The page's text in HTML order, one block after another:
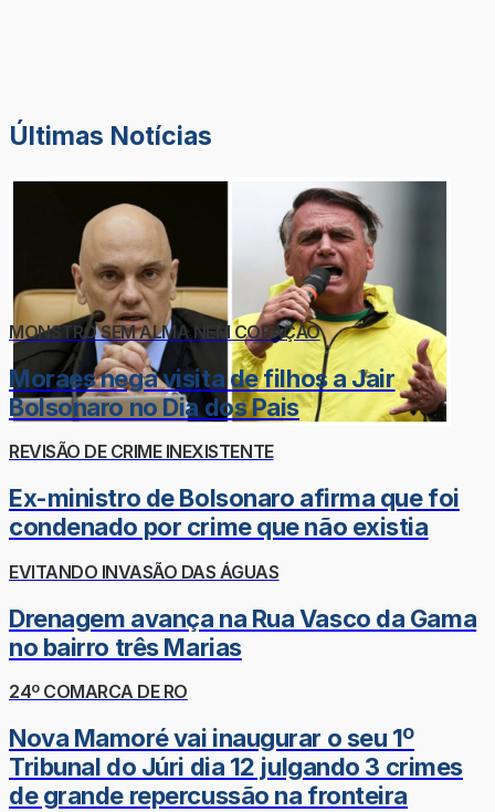
Últimas Notícias
MONSTRO SEM ALMA NEM CORAÇÃO
Moraes nega visita de filhos a Jair
Bolsonaro no Dia dos Pais
REVISÃO DE CRIME INEXISTENTE
Ex-ministro de Bolsonaro afirma que foi
condenado por crime que não existia
EVITANDO INVASÃO DAS ÁGUAS
Drenagem avança na Rua Vasco da Gama
no bairro três Marias
24º COMARCA DE RO
Nova Mamoré vai inaugurar o seu 1º
Tribunal do Júri dia 12 julgando 3 crimes
de grande repercussão na fronteira